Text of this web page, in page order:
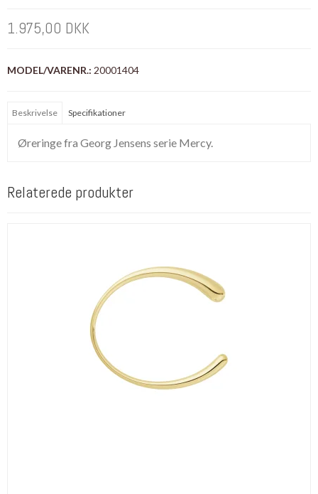
1.975,00 DKK
MODEL/VARENR.: 20001404
Beskrivelse Specifikationer
Øreringe fra Georg Jensens serie Mercy.
Relaterede produkter